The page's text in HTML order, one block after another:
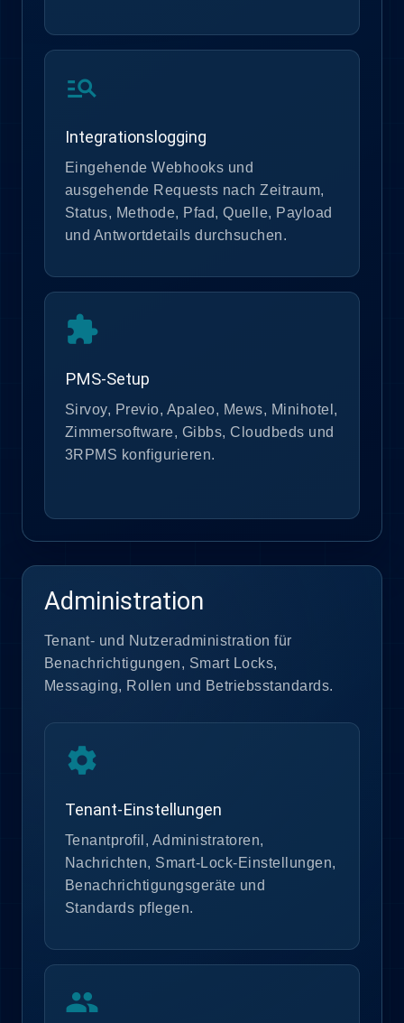
manage_search
Integrationslogging
Eingehende Webhooks und
ausgehende Requests nach Zeitraum,
Status, Methode, Pfad, Quelle, Payload
und Antwortdetails durchsuchen.
extension
PMS-Setup
Sirvoy, Previo, Apaleo, Mews, Minihotel,
Zimmersoftware, Gibbs, Cloudbeds und
3RPMS konfigurieren.
Administration
Tenant- und Nutzeradministration für
Benachrichtigungen, Smart Locks,
Messaging, Rollen und Betriebsstandards.
settings
Tenant-Einstellungen
Tenantprofil, Administratoren,
Nachrichten, Smart-Lock-Einstellungen,
Benachrichtigungsgeräte und
Standards pflegen.
group